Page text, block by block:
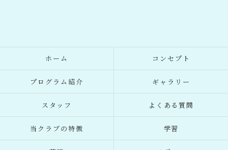
ホーム コンセプト
プログラム紹介 ギャラリー
スタッフ よくある質問
当クラブの特徴 学習